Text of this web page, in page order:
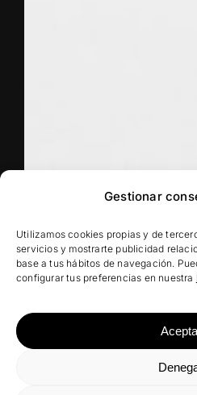
Gestionar
Utilizamos cookies propias y de
servicios y mostrarte publicidad
base a tus hábitos de navegación.
configurar tus preferencias en nuestra